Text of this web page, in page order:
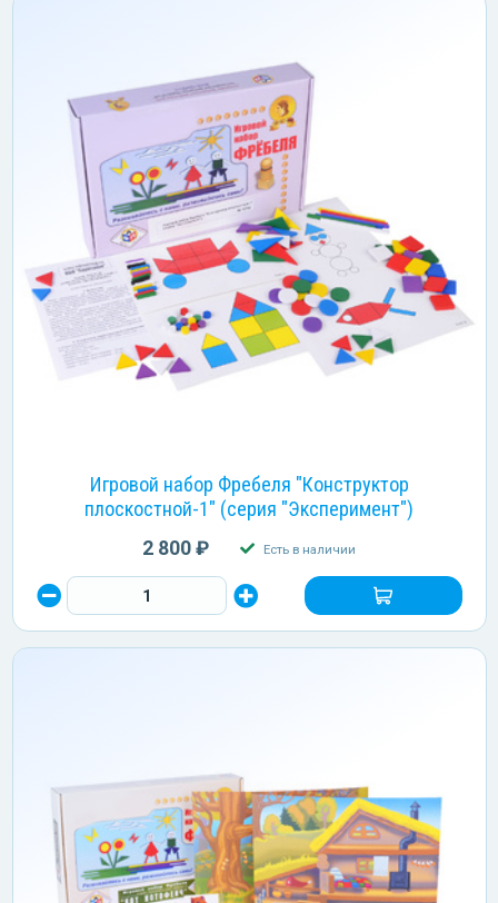
Игровой набор Фребеля "Конструктор
плоскостной-1" (серия "Эксперимент")
2 800 ₽ Есть в наличии